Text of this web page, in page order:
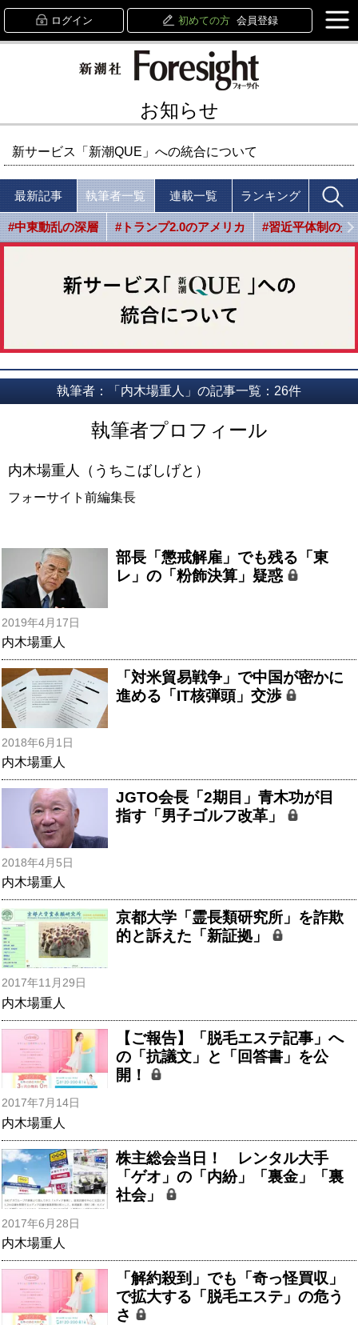
ログイン 初めての方 会員登録
お知らせ
新サービス「新潮QUE」への統合について
最新記事 執筆者一覧 連載一覧 ランキング
#中東動乱の深層 #トランプ2.0のアメリカ #習近平体制の光
執筆者：「内木場重人」の記事一覧：26件
執筆者プロフィール
内木場重人（うちこばしげと）
フォーサイト前編集長
部長「懲戒解雇」でも残る「東
レ」の「粉飾決算」疑惑
2019年4月17日
内木場重人
「対米貿易戦争」で中国が密かに
進める「IT核弾頭」交渉
2018年6月1日
内木場重人
JGTO会長「2期目」青木功が目
指す「男子ゴルフ改革」
2018年4月5日
内木場重人
京都大学「霊長類研究所」を詐欺
的と訴えた「新証拠」
2017年11月29日
内木場重人
【ご報告】「脱毛エステ記事」へ
の「抗議文」と「回答書」を公
開！
2017年7月14日
内木場重人
株主総会当日！ レンタル大手
「ゲオ」の「内紛」「裏金」「裏
社会」
2017年6月28日
内木場重人
「解約殺到」でも「奇っ怪買収」
で拡大する「脱毛エステ」の危う
さ